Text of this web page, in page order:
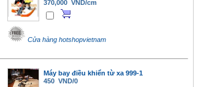
370,000 VND/cm
Cửa hàng hotshopvietnam
Máy bay điều khiển từ xa 999-1
450 VND/0